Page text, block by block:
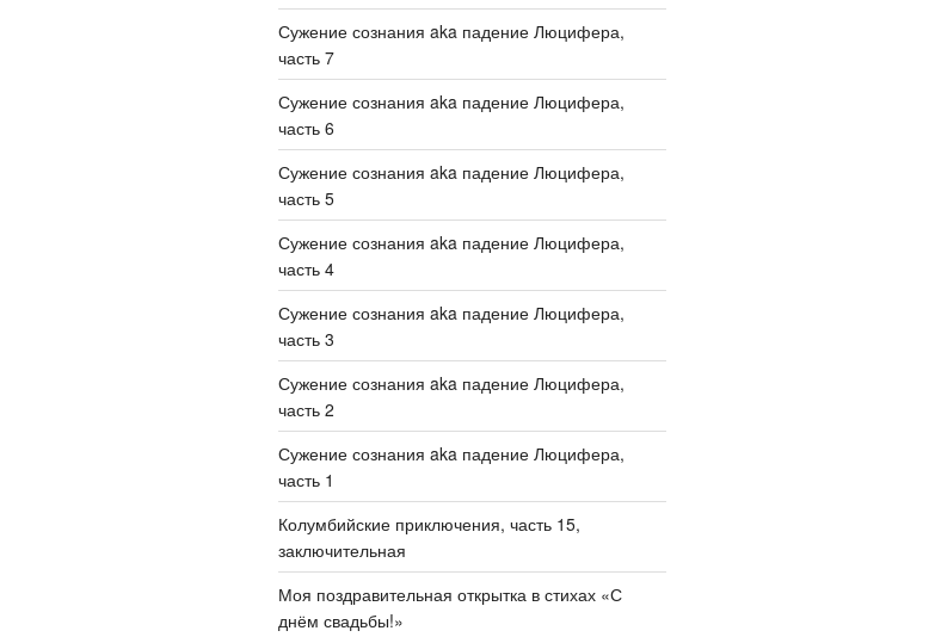
Сужение сознания aka падение Люцифера,
часть 7
Сужение сознания aka падение Люцифера,
часть 6
Сужение сознания aka падение Люцифера,
часть 5
Сужение сознания aka падение Люцифера,
часть 4
Сужение сознания aka падение Люцифера,
часть 3
Сужение сознания aka падение Люцифера,
часть 2
Сужение сознания aka падение Люцифера,
часть 1
Колумбийские приключения, часть 15,
заключительная
Моя поздравительная открытка в стихах «С
днём свадьбы!»